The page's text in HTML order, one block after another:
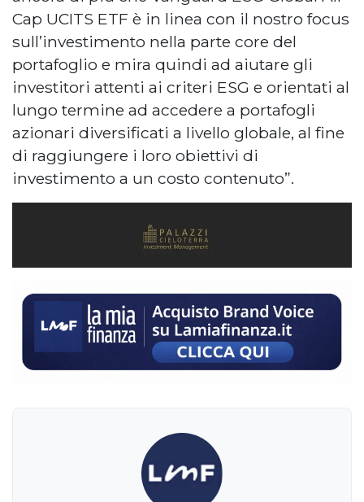
Cap UCITS ETF è in linea con il nostro focus
sull’investimento nella parte core del
portafoglio e mira quindi ad aiutare gli
investitori attenti ai criteri ESG e orientati al
lungo termine ad accedere a portafogli
azionari diversificati a livello globale, al fine
di raggiungere i loro obiettivi di
investimento a un costo contenuto”.